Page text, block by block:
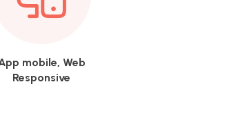
mobile, Web
Responsive